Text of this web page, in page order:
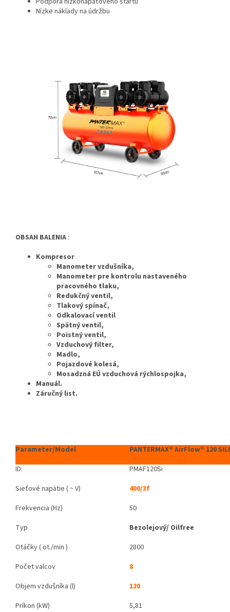
Nízke náklady na údržbu
OBSAH BALENIA :
Kompresor
Manometer vzdušníka,
Manometer pre kontrolu nastaveného
pracovného tlaku,
Redukčný ventil,
Tlakový spínač,
Odkalovací ventil
Spätný ventil,
Poistný ventil,
Vzduchový filter,
Madlo,
Pojazdové kolesá,
Mosadzná EÚ vzduchová rýchlospojka,
Manuál.
Záručný list.
Parameter/Model PANTERMAX® AirFlow® 120
ID:
PMAF120Si
Sieťové napätie ( ~ V)
400/3f
Frekvencia (Hz)
50
Typ
Bezolejový/ Oilfree
Otáčky ( ot./min )
2800
Počet valcov
8
Objem vzdušníka (l)
120
Príkon (kW)
5,81